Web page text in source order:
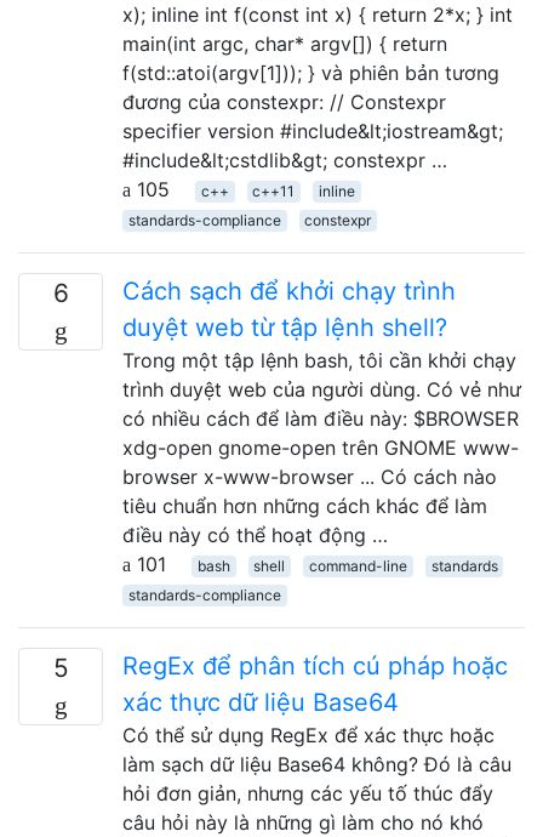
x); inline int f(const int x) { return 2*x; } int
main(int argc, char* argv[]) { return
f(std::atoi(argv[1])); } và phiên bản tương
đương của constexpr: // Constexpr
specifier version #include&lt;iostream&gt;
#include&lt;cstdlib&gt; constexpr …
105
c++ c++11
inline
standards-compliance
constexpr
6
Cách sạch để khởi chạy trình
duyệt web từ tập lệnh shell?
Trong một tập lệnh bash, tôi cần khởi chạy
trình duyệt web của người dùng. Có vẻ như
có nhiều cách để làm điều này: $BROWSER
xdg-open gnome-open trên GNOME www-
browser x-www-browser ... Có cách nào
tiêu chuẩn hơn những cách khác để làm
điều này có thể hoạt động …
101
bash shell command-line
standards
standards-compliance
5
RegEx để phân tích cú pháp hoặc
xác thực dữ liệu Base64
Có thể sử dụng RegEx để xác thực hoặc
làm sạch dữ liệu Base64 không? Đó là câu
hỏi đơn giản, nhưng các yếu tố thúc đẩy
câu hỏi này là những gì làm cho nó khó